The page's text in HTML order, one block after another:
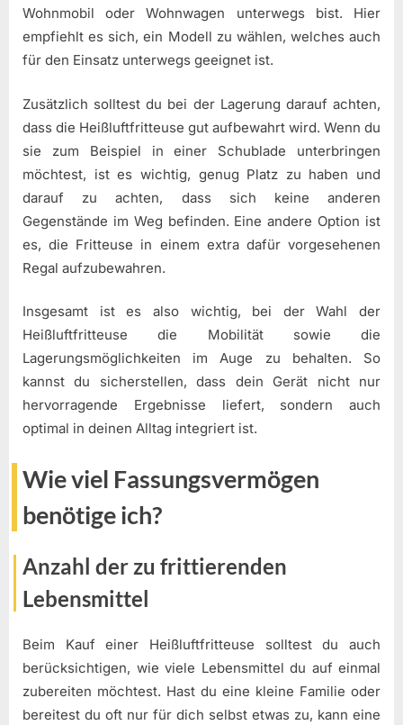
Wohnmobil oder Wohnwagen unterwegs bist. Hier
empfiehlt es sich, ein Modell zu wählen, welches auch
für den Einsatz unterwegs geeignet ist.
Zusätzlich solltest du bei der Lagerung darauf achten,
dass die Heißluftfritteuse gut aufbewahrt wird. Wenn du
sie zum Beispiel in einer Schublade unterbringen
möchtest, ist es wichtig, genug Platz zu haben und
darauf zu achten, dass sich keine anderen
Gegenstände im Weg befinden. Eine andere Option ist
es, die Fritteuse in einem extra dafür vorgesehenen
Regal aufzubewahren.
Insgesamt ist es also wichtig, bei der Wahl der
Heißluftfritteuse die Mobilität sowie die
Lagerungsmöglichkeiten im Auge zu behalten. So
kannst du sicherstellen, dass dein Gerät nicht nur
hervorragende Ergebnisse liefert, sondern auch
optimal in deinen Alltag integriert ist.
Wie viel Fassungsvermögen
benötige ich?
Anzahl der zu frittierenden
Lebensmittel
Beim Kauf einer Heißluftfritteuse solltest du auch
berücksichtigen, wie viele Lebensmittel du auf einmal
zubereiten möchtest. Hast du eine kleine Familie oder
bereitest du oft nur für dich selbst etwas zu, kann eine